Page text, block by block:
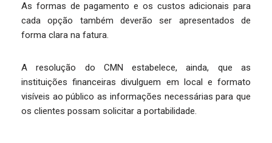
As formas de pagamento e os custos adicionais para
cada opção também deverão ser apresentados de
forma clara na fatura.
A resolução do CMN estabelece, ainda, que as
instituições financeiras divulguem em local e formato
visíveis ao público as informações necessárias para que
os clientes possam solicitar a portabilidade.